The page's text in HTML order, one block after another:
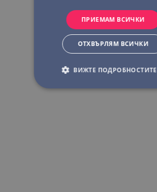
ПРИЕМАМ ВСИЧКИ
ОТХВЪРЛЯМ ВСИЧКИ
ВИЖТЕ ПОДРОБНОСТИТЕ